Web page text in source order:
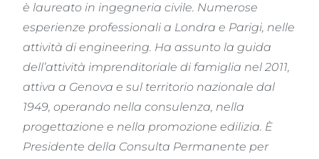
è laureato in ingegneria civile. Numerose
esperienze professionali a Londra e Parigi, nelle
attività di engineering. Ha assunto la guida
dell’attività imprenditoriale di famiglia nel 2011,
attiva a Genova e sul territorio nazionale dal
1949, operando nella consulenza, nella
progettazione e nella promozione edilizia. È
Presidente della Consulta Permanente per